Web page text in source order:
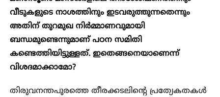
വീടുകളുടെ നാശത്തിനും ഇടവരുത്തുന്നതെന്നും
അതിന് തുറമുഖ നിർമ്മാണവുമായി
ബന്ധമുണ്ടെന്നുമാണ് പഠന സമിതി
കണ്ടെത്തിയിട്ടുള്ളത്. ഇതെങ്ങനെയാണെന്ന്
വിശദമാക്കാമോ?
തിരുവനന്തപുരത്തെ തീരക്കടലിന്റെ പ്രത്യേകതകൾ